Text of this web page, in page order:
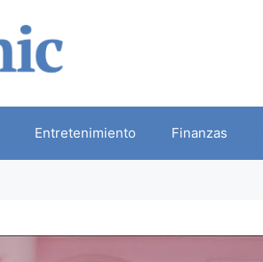
Entretenimiento Finanzas